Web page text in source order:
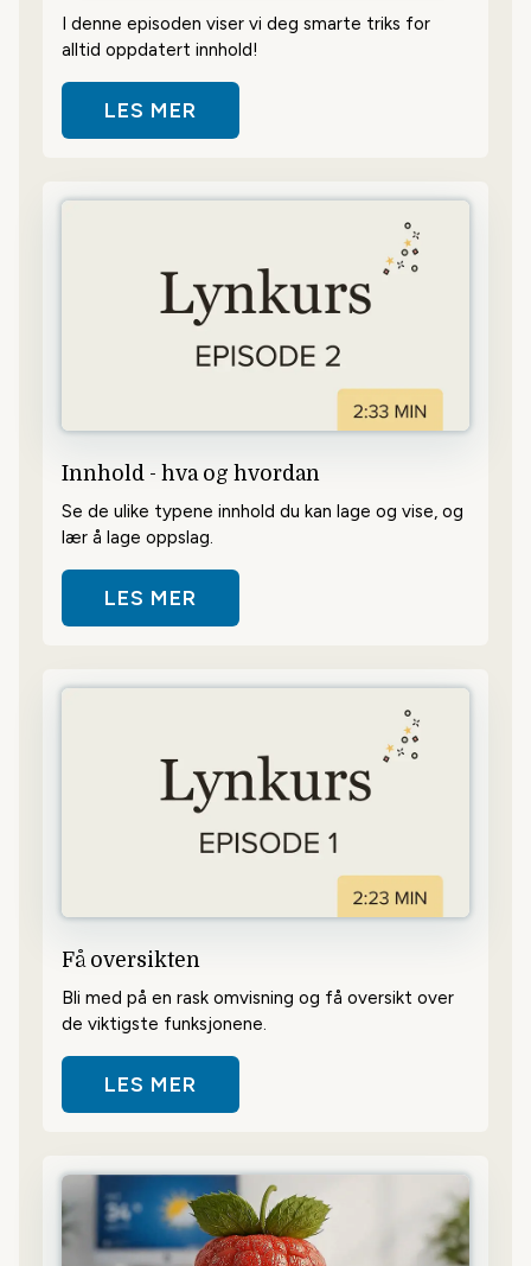
I denne episoden viser vi deg smarte triks for
alltid oppdatert innhold!
LES MER
OM SPAR TID MED TIDSPLANER
Innhold - hva og hvordan
Se de ulike typene innhold du kan lage og vise, og
lær å lage oppslag.
LES MER
OM INNHOLD - HVA OG HVORDAN
Få oversikten
Bli med på en rask omvisning og få oversikt over
de viktigste funksjonene.
LES MER
OM FÅ OVERSIKTEN